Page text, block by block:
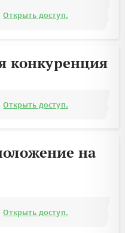
Открыть доступ.
конкуренция
Открыть доступ.
на
Открыть доступ.